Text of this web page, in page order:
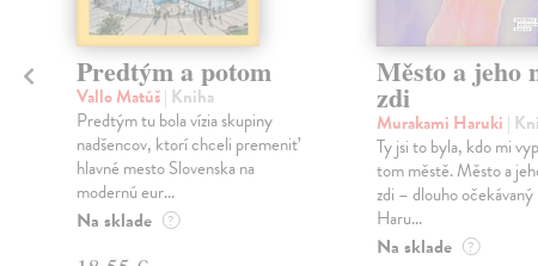
Predtým a potom
Vallo Matúš| Kniha
Predtým tu bola vízia skupiny
nadšencov, ktorí chceli premeniť
hlavné mesto Slovenska na
modernú eur...
Na sklade ?
Město a jeho
zdi
Murakami Haruki |
Ty jsi to byla, kdo mi
tom městě. Město a
zdi – dlouho
Haru...
Na sklade ?